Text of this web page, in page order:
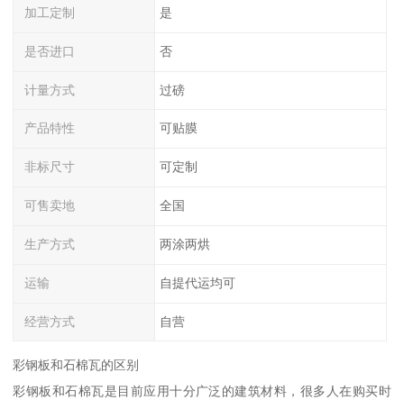
加工定制 是
是否进口 否
计量方式 过磅
产品特性 可贴膜
非标尺寸 可定制
可售卖地 全国
生产方式 两涂两烘
运输 自提代运均可
经营方式 自营
彩钢板和石棉瓦的区别
彩钢板和石棉瓦是目前应用十分广泛的建筑材料，很多人在购买时